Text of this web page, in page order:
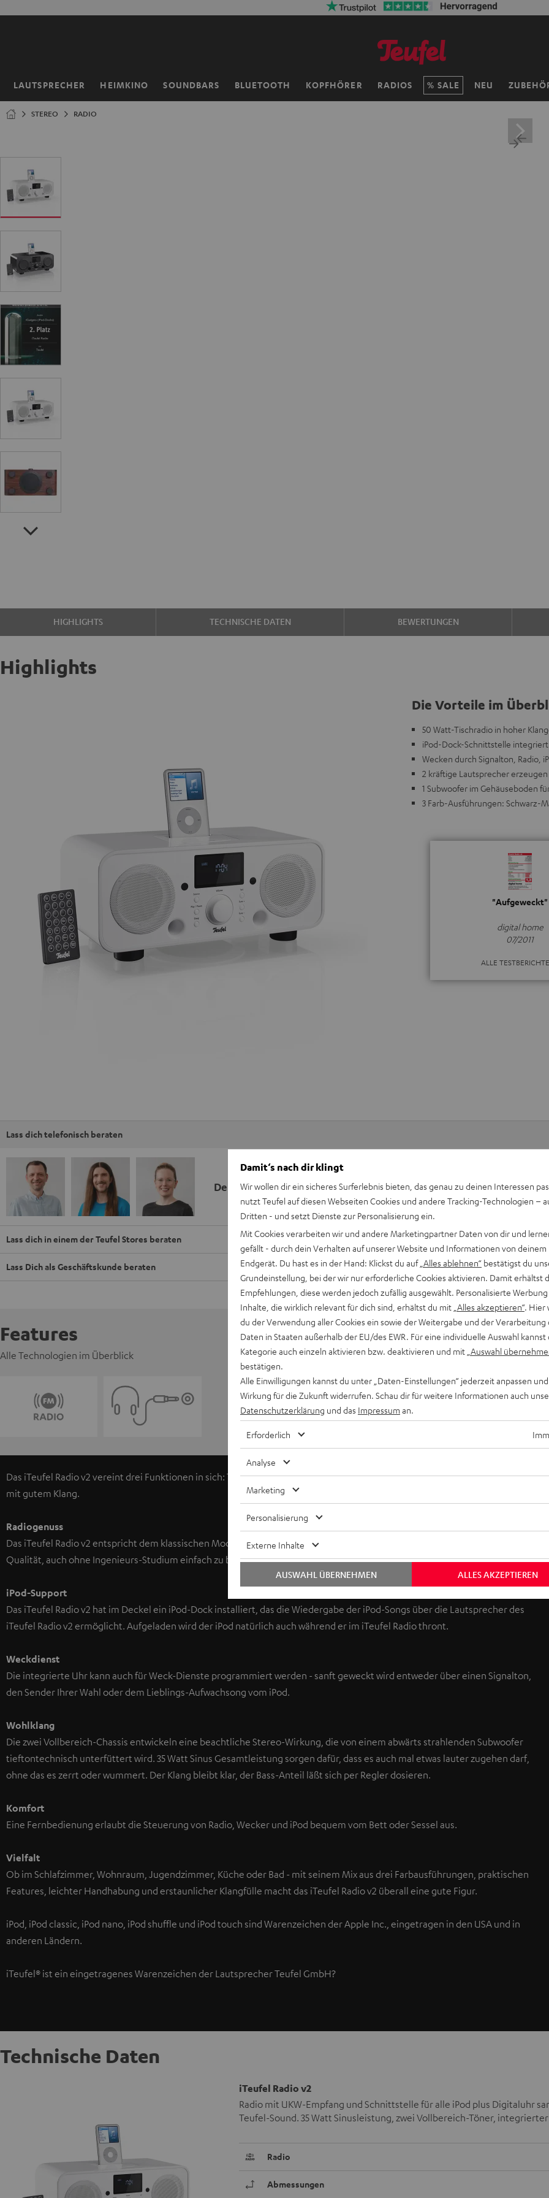
LAUTSPRECHER HEIMKINO SOUNDBARS BLUETOOTH KOPFHÖRER RADIOS SALE NEU
Startseite
STEREO RADIO
HIGHLIGHTS TECHNISCHE DATEN BEWERTUNGEN
Highlights
Die Vorteile im
50 Watt-Tischradio in hoher
iPod-Dock-Schnittstelle integriert
Wecken durch Signalton, Radio,
2 kräftige Lautsprecher
1 Subwoofer im Gehäuseboden
3 Farb-Ausführungen: Schwarz-
"Aufgeweckt"
digital home
07/2011
ALLE TESTBERICHTE
Lass dich telefonisch beraten
Deine Kaufberatung
beraten dich auch persönlich am
Hier Termin buchen
Lass dich in einem der Teufel Stores beraten
Lass Dich als Geschäftskunde beraten
Features
Alle Technologien im Überblick
Das iTeufel Radio v2 vereint drei Funktionen in sich: Tischradio mit gutem Klang, Radiowecker mit gutem Klang, iPod-Dock
mit gutem Klang.
Radiogenuss
Das iTeufel Radio v2 entspricht dem klassischen Modell Radioapparat aus der guten alten Zeit: UKW-Empfang in sauberer
Qualität, auch ohne Ingenieurs-Studium einfach zu bedienen, angenehm vollmundig im Ton.
iPod-Support
Das iTeufel Radio v2 hat im Deckel ein iPod-Dock installiert, das die Wiedergabe der iPod-Songs über die Lautsprecher des
iTeufel Radio v2 ermöglicht. Aufgeladen wird der iPod natürlich auch während er im iTeufel Radio thront.
Weckdienst
Die integrierte Uhr kann auch für Weck-Dienste programmiert werden - sanft geweckt wird entweder über einen Signalton,
den Sender Ihrer Wahl oder dem Lieblings-Aufwachsong vom iPod.
Wohlklang
Die zwei Vollbereich-Chassis entwickeln eine beachtliche Stereo-Wirkung, die von einem abwärts strahlenden Subwoofer
tieftontechnisch unterfüttert wird. 35 Watt Sinus Gesamtleistung sorgen dafür, dass es auch mal etwas lauter zugehen darf,
ohne das es zerrt oder wummert. Der Klang bleibt klar, der Bass-Anteil läßt sich per Regler dosieren.
Komfort
Eine Fernbedienung erlaubt die Steuerung von Radio, Wecker und iPod bequem vom Bett oder Sessel aus.
Vielfalt
Ob im Schlafzimmer, Wohnraum, Jugendzimmer, Küche oder Bad - mit seinem Mix aus drei Farbausführungen, praktischen
Features, leichter Handhabung und erstaunlicher Klangfülle macht das iTeufel Radio v2 überall eine gute Figur.
iPod, iPod classic, iPod nano, iPod shuffle und iPod touch sind Warenzeichen der Apple Inc., eingetragen in den USA und in
anderen Ländern.
iTeufel® ist ein eingetragenes Warenzeichen der Lautsprecher Teufel GmbH?
Technische Daten
iTeufel Radio v2
Radio mit UKW-Empfang und Schnittstelle für alle iPod plus Digitaluhr
Teufel-Sound. 35 Watt Sinusleistung, zwei Vollbereich-Töner,
Radio
Abmessungen
Damit‘s nach dir klingt
Wir wollen dir ein sicheres Surferlebnis bieten, das genau zu deinen Interessen
nutzt Teufel auf diesen Webseiten Cookies und andere Tracking-Technologien –
Dritten - und setzt Dienste zur Personalisierung ein.
Mit Cookies verarbeiten wir und andere Marketingpartner Daten von dir und
gefällt - durch dein Verhalten auf unserer Website und Informationen von deinem
Endgerät. Du hast es in der Hand: Klickst du auf „Alles ablehnen“ bestätigst du
Grundeinstellung, bei der wir nur erforderliche Cookies aktivieren. Damit erhältst
Empfehlungen, diese werden jedoch zufällig ausgewählt. Personalisierte
Inhalte, die wirklich relevant für dich sind, erhältst du mit „Alles akzeptieren“. Hier
du der Verwendung aller Cookies ein sowie der Weitergabe und der Verarbeitung
Daten in Staaten außerhalb der EU/des EWR. Für eine individuelle Auswahl kannst
Kategorie auch einzeln aktivieren bzw. deaktivieren und mit „Auswahl
bestätigen.
Alle Einwilligungen kannst du unter „Daten-Einstellungen“ jederzeit anpassen
Wirkung für die Zukunft widerrufen. Schau dir für weitere Informationen auch
Datenschutzerklärung und das Impressum an.
Erforderlich
Analyse
Marketing
Personalisierung
Externe Inhalte
ALLES AKZEPTIEREN
AUSWAHL ÜBERNEHMEN